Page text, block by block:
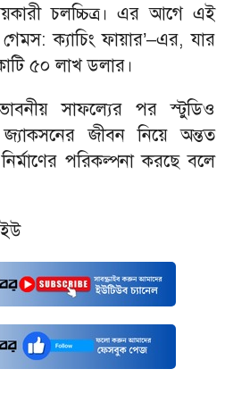
চলচ্চিত্র। এর আগে এই
গেমস: ক্যাচিং ফায়ার’–এর, যার
৫০ লাখ ডলার।
সাফল্যের পর স্টুডিও
জীবন নিয়ে অন্তত
পরিকল্পনা করছে বলে